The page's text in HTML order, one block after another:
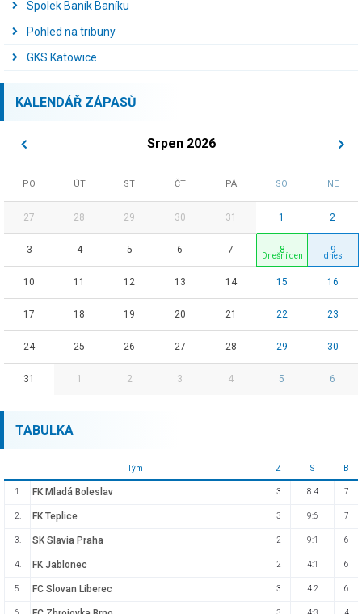
Spolek Baník Baníku
Pohled na tribuny
GKS Katowice
KALENDÁŘ ZÁPASŮ
Srpen 2026
PO ÚT ST ČT PÁ SO NE
27 28 29 30 31 1 2
3 4 5 6 7 8 9
10 11 12 13 14 15 16
17 18 19 20 21 22 23
24 25 26 27 28 29 30
31 1 2 3 4 5 6
TABULKA
Tým Z S B
1. FK Mladá Boleslav 3 8:4 7
2. FK Teplice 3 9:6 7
3. SK Slavia Praha 2 9:1 6
4. FK Jablonec 2 4:1 6
5. FC Slovan Liberec 3 4:2 6